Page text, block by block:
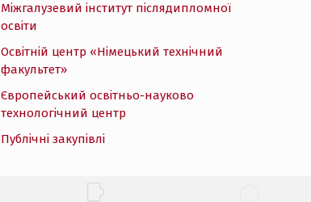
Міжгалузевий інститут післядипломної
освіти
Освітній центр «Німецький технічний
факультет»
Європейський освітньо-науково
технологічний центр
Публічні закупівлі